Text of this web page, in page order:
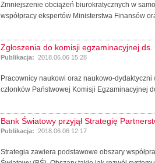
Zmniejszenie obciążeń biurokratycznych w
współpracy ekspertów Ministerstwa Finansów
Zgłoszenia do komisji egzaminacyjnej
Publikacja: 2018.06.06 15:28
Pracownicy naukowi oraz naukowo-
członków Państwowej Komisji Egzaminacyjnej
Bank Światowy przyjął Strategię
Publikacja: 2018.06.06 12:17
Strategia zawiera podstawowe obszary